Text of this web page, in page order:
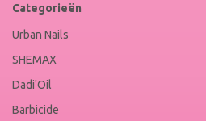
Categorieën
Urban Nails
SHEMAX
Dadi'Oil
Barbicide